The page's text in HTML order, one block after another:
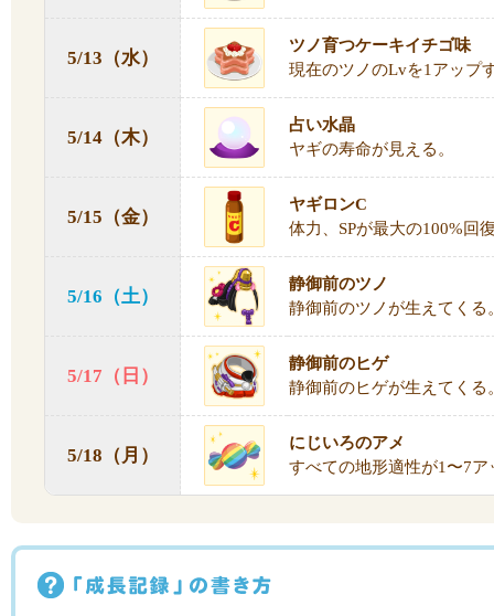
5/13（水）
ツノ育つケーキイチゴ味
現在のツノのLvを1アップ
5/14（木）
占い水晶
ヤギの寿命が見える。
5/15（金）
ヤギロンC
体力、SPが最大の100%回
5/16（土）
静御前のツノ
静御前のツノが生えてくる
5/17（日）
静御前のヒゲ
静御前のヒゲが生えてくる
5/18（月）
にじいろのアメ
すべての地形適性が1〜7